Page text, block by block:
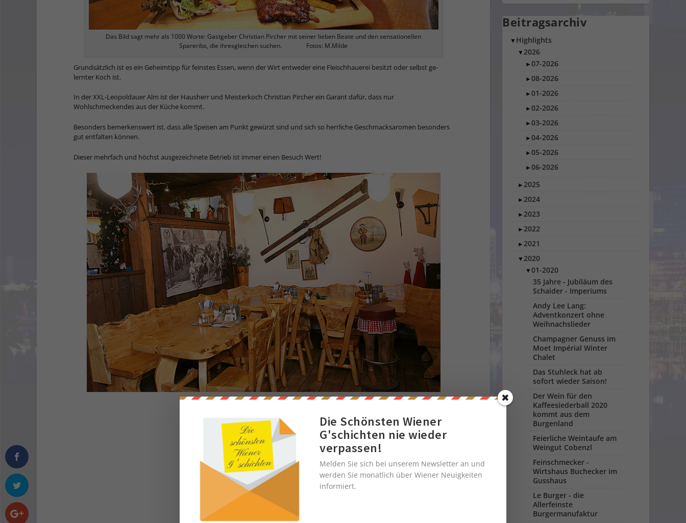
Das Bild sagt mehr als 1000 Worte: Gastgeber Christian Pircher mit seiner lieben Beate und den sensationellen
Spareribs, die ihresgleichen suchen. Fotos: M.Milde
Grundsätzlich ist es ein Geheimtipp für feinstes Essen, wenn der Wirt entweder eine Fleischhauerei besitzt oder selbst ge­
lernter Koch ist.
In der XXL-Leopoldauer Alm ist der Hausherr und Meisterkoch Christian Pircher ein Garant dafür, dass nur
Wohlschmeckendes aus der Küche kommt.
Besonders bemerkenswert ist, dass alle Speisen am Punkt gewürzt sind und sich so herrliche Geschmacksaro­men besonders
gut entfalten können.
Dieser mehrfach und höchst ausgezeichnete Be­trieb ist immer einen Besuch Wert!
XXL-Leopoldauer Alm
1210 Wien
Wagramer Straße 205
Tel. 01/ 25 98 380
www.leopoldaueralm.at
Beitragsarchiv
▼ Highlights
▼2026
►07-2026
►08-2026
►01-2026
►02-2026
►03-2026
►04-2026
►05-2026
►06-2026
►2025
►2024
►2023
►2022
►2021
▼2020
▼01-2020
35 Jahre - Jubiläum des
Schaider - Imperiums
Andy Lee Lang:
Adventkonzert ohne
Weihnachslieder
Champagner Genuss im
Moet Impérial Winter
Chalet
Das Stuhleck hat ab
sofort wieder Saison!
Der Wein für den
Kaffeesiederball 2020
kommt aus dem
Burgenland
Feierliche Weintaufe am
Weingut Cobenzl
Feinschmecker -
Wirtshaus Buchecker im
Gusshaus
Le Burger - die
Allerfeinste
Burgermanufaktur
Die Schönsten Wiener
G'schichten nie wieder
verpassen!
Melden Sie sich bei unserem Newsletter an und
werden Sie monatlich über Wiener Neuigkeiten
informiert.